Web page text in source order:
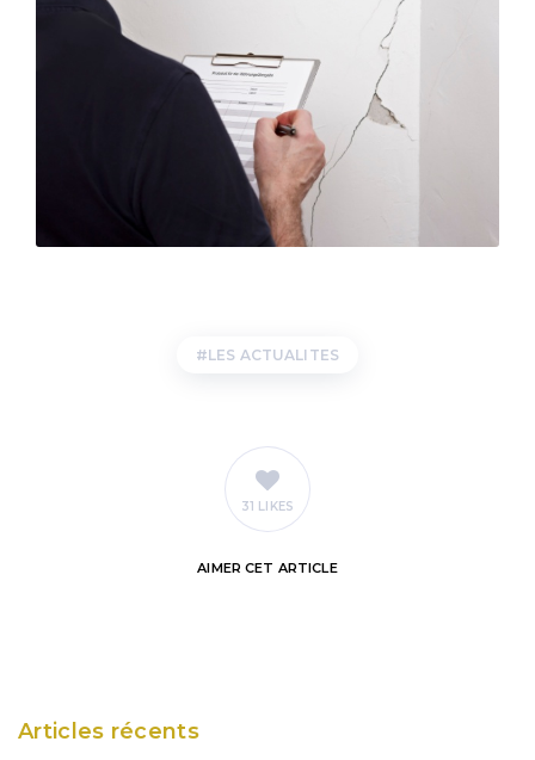
LES ACTUALITES
31 LIKES
AIMER CET ARTICLE
Articles récents